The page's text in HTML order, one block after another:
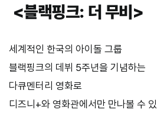
<블랙핑크: 더 무비>
세계적인 한국의 아이돌 그룹
블랙핑크의 데뷔 5주년을 기념하는
다큐멘터리 영화로
디즈니 +와 영화관에서만 만나볼 수